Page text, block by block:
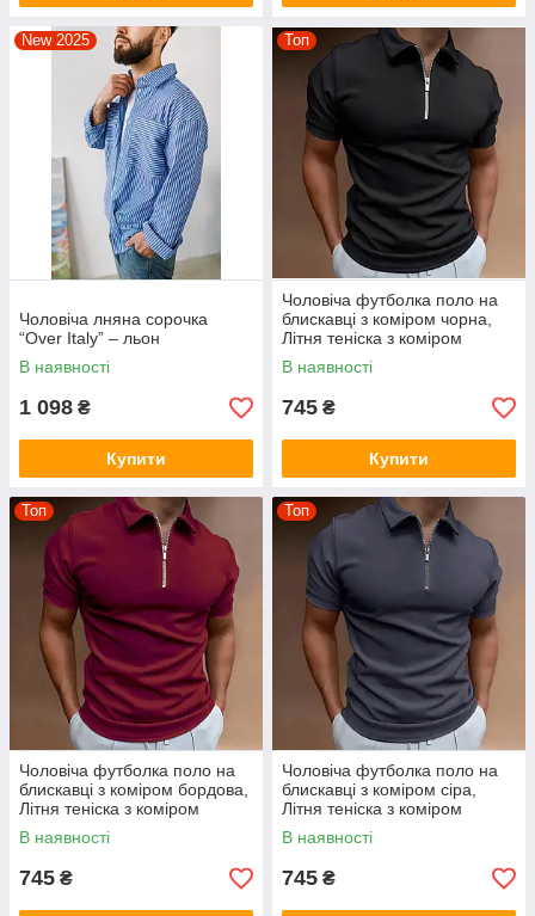
New 2025
Чоловіча лняна сорочка
“Over Italy” – льон
В наявності
1 098 ₴
Купити
Топ
Чоловіча футболка поло на
блискавці з коміром чорна,
Літня теніска з коміром
В наявності
745 ₴
Купити
Топ
Чоловіча футболка поло на
блискавці з коміром бордова,
Літня теніска з коміром
В наявності
745 ₴
Топ
Чоловіча футболка поло на
блискавці з коміром сіра,
Літня теніска з коміром
В наявності
745 ₴